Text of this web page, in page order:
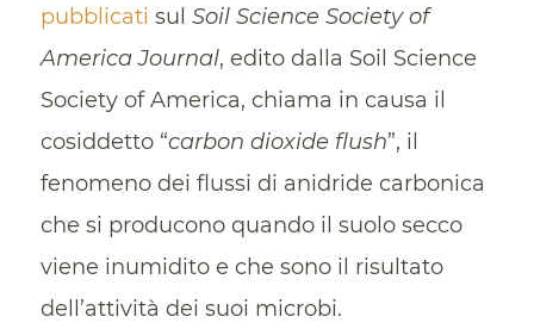
pubblicati sul Soil Science Society of
America Journal, edito dalla Soil Science
Society of America, chiama in causa il
cosiddetto “carbon dioxide flush”, il
fenomeno dei flussi di anidride carbonica
che si producono quando il suolo secco
viene inumidito e che sono il risultato
dell’attività dei suoi microbi.